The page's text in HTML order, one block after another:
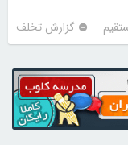
گزارش تخلف